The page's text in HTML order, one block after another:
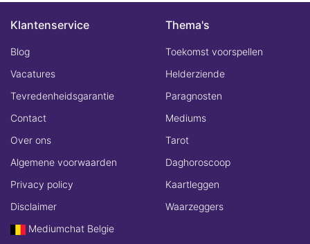
Klantenservice
Blog
Vacatures
Tevredenheidsgarantie
Contact
Over ons
Algemene voorwaarden
Privacy policy
Disclaimer
Mediumchat Belgie
Thema's
Toekomst voorspellen
Helderziende
Paragnosten
Mediums
Tarot
Daghoroscoop
Kaartleggen
Waarzeggers